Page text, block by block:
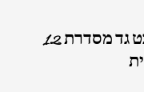
2748 – תמונה של של שבט גד מסדרת 12